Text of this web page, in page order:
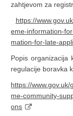
zahtjevom za
https://
eme-information-
mation-for-late-
Popis organizacija
regulacije boravka
https://
me-community-
ons